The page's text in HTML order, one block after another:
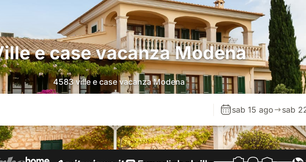
e case vacanza Modena
4583 ville e case vacanza Modena
sab 15 ago sab